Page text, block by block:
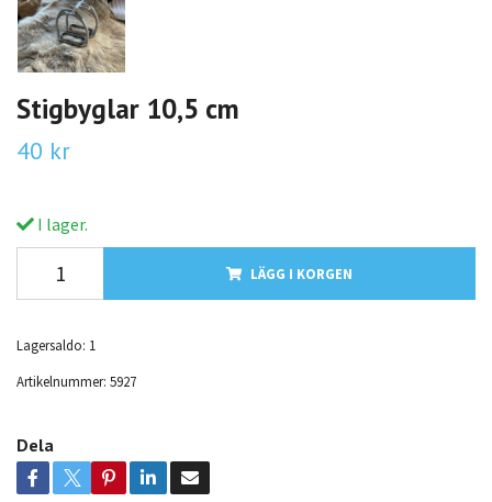
Stigbyglar 10,5 cm
40 kr
I lager.
LÄGG I KORGEN
Lagersaldo: 1
Artikelnummer: 5927
Dela